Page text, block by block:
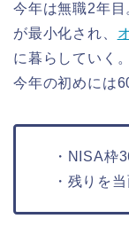
今年は無職2年
が最小化され、
に暮らしていく
今年の初めには
・NISA枠
・残りを当